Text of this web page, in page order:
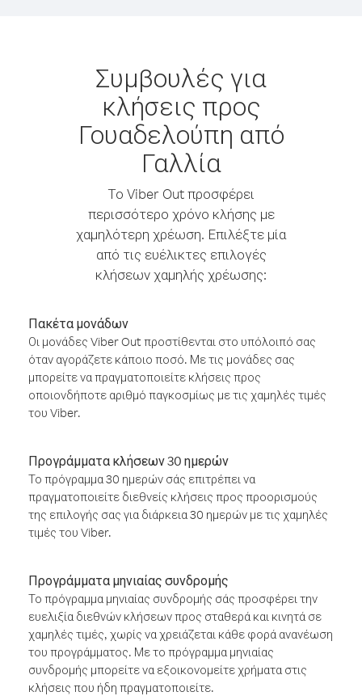
Συμβουλές για
κλήσεις προς
Γουαδελούπη από
Γαλλία
Το Viber Out προσφέρει
περισσότερο χρόνο κλήσης με
χαμηλότερη χρέωση. Επιλέξτε μία
από τις ευέλικτες επιλογές
κλήσεων χαμηλής χρέωσης:
Πακέτα μονάδων
Οι μονάδες Viber Out προστίθενται στο υπόλοιπό σας
όταν αγοράζετε κάποιο ποσό. Με τις μονάδες σας
μπορείτε να πραγματοποιείτε κλήσεις προς
οποιονδήποτε αριθμό παγκοσμίως με τις χαμηλές τιμές
του Viber.
Προγράμματα κλήσεων 30 ημερών
Το πρόγραμμα 30 ημερών σάς επιτρέπει να
πραγματοποιείτε διεθνείς κλήσεις προς προορισμούς
της επιλογής σας για διάρκεια 30 ημερών με τις χαμηλές
τιμές του Viber.
Προγράμματα μηνιαίας συνδρομής
Το πρόγραμμα μηνιαίας συνδρομής σάς προσφέρει την
ευελιξία διεθνών κλήσεων προς σταθερά και κινητά σε
χαμηλές τιμές, χωρίς να χρειάζεται κάθε φορά ανανέωση
του προγράμματος. Με το πρόγραμμα μηνιαίας
συνδρομής μπορείτε να εξοικονομείτε χρήματα στις
κλήσεις που ήδη πραγματοποιείτε.